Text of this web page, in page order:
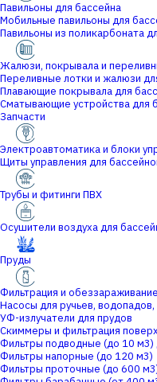
Павильоны для бассейна
Мобильные павильоны для
Павильоны из поликарбоната
Жалюзи, покрывала и
Переливные лотки и жалюзи
Плавающие покрывала для
Сматывающие устройства для
Запчасти
Электроавтоматика и блоки
Щиты управления для
Трубы и фитинги ПВХ
Осушители воздуха для
Пруды
Фильтрация и
Насосы для ручьев,
УФ-излучатели для прудов
Скиммеры и фильтрация
Фильтры подводные (до 10 м3)
Фильтры напорные (до 120 м3)
Фильтры проточные (до 600